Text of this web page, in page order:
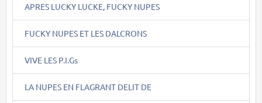
APRES LUCKY LUCKE, FUCKY NUPES
FUCKY NUPES ET LES DALCRONS
VIVE LES P.I.Gs
LA NUPES EN FLAGRANT DELIT DE